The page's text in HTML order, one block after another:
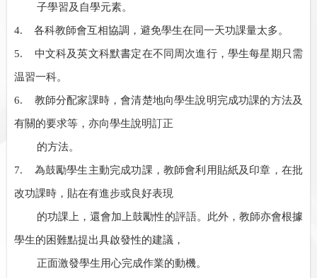
子學習及自學元素。
4.
各科教師會互相協調，避免學生在同一天功課量太多。
5.
中文科及英文科默書定在不同周次進行，學生每星期只需
温習一科。
6.
教師分配家課時，會清楚地向學生說明完成功課的方法及
有關的要求等，亦向學生說明訂正
的方法。
7.
為鼓勵學生主動完成功課，教師會利用貼紙及印章，在批
改功課時，貼在有進步或良好表現
的功課上，還會加上鼓勵性的評語。此外，教師亦會根據
學生的困難點提出具啟發性的建議，
正面激發學生用心完成作業的動機。